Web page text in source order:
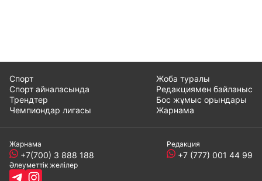
Спорт
Спорт айналасында
Трендтер
Чемпиондар лигасы
Жоба туралы
Редакциямен байланыс
Бос жұмыс орындары
Жарнама
Жарнама
+7(700) 3 888 188
Редакция
+7 (777) 001 44 99
Әлеуметтік желілер